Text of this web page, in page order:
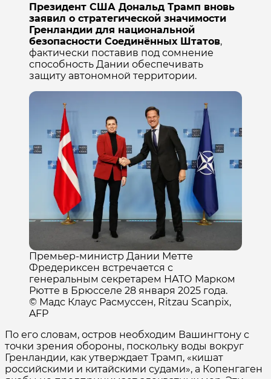
Президент США Дональд Трамп вновь
заявил о стратегической значимости
Гренландии для национальной
безопасности Соединённых Штатов,
фактически поставив под сомнение
способность Дании обеспечивать
защиту автономной территории.
Премьер-министр Дании Метте
Фредериксен встречается с
генеральным секретарем НАТО Марком
Рютте в Брюсселе 28 января 2025 года.
© Мадс Клаус Расмуссен, Ritzau Scanpix,
AFP
По его словам, остров необходим Вашингтону с
точки зрения обороны, поскольку воды вокруг
Гренландии, как утверждает Трамп, «кишат
российскими и китайскими судами», а Копенгаген